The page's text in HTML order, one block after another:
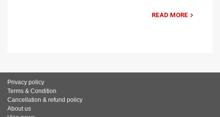
READ MORE
Privacy policy
Terms & Condition
Cancellation & refund policy
About us